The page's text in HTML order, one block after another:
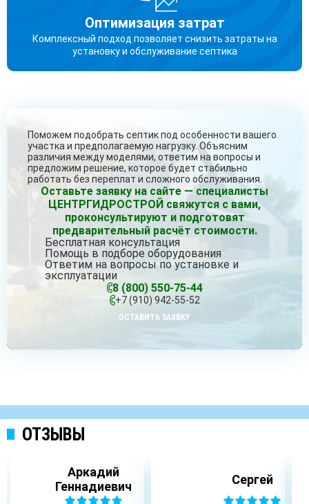
Оптимизация затрат
Комплексный подход позволяет снизить затраты на
установку и обслуживание септика
Поможем подобрать септик под особенности вашего
участка и предполагаемую нагрузку. Объясним
различия между моделями, ответим на вопросы и
предложим решение, которое будет стабильно
работать без переплат и сложного обслуживания.
Оставьте заявку на сайте — специалисты
ЦЕНТРГИДРОСТРОЙ свяжутся с вами,
проконсультируют и подготовят
предварительный расчёт стоимости.
Бесплатная консультация
Помощь в подборе оборудования
Ответим на вопросы по установке и
эксплуатации
8 (800) 550-75-44
+7 (910) 942-55-52
ОСТАВИТЬ ЗАЯВКУ
ОТЗЫВЫ
Аркадий
Геннадиевич
Сергей